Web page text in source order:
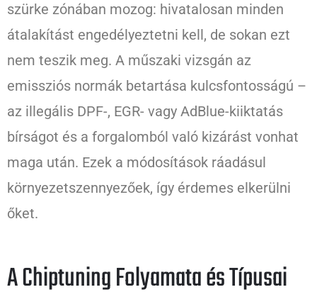
szürke zónában mozog: hivatalosan minden
átalakítást engedélyeztetni kell, de sokan ezt
nem teszik meg. A műszaki vizsgán az
emissziós normák betartása kulcsfontosságú –
az illegális DPF-, EGR- vagy AdBlue-kiiktatás
bírságot és a forgalomból való kizárást vonhat
maga után. Ezek a módosítások ráadásul
környezetszennyezőek, így érdemes elkerülni
őket.
A Chiptuning Folyamata és Típusai